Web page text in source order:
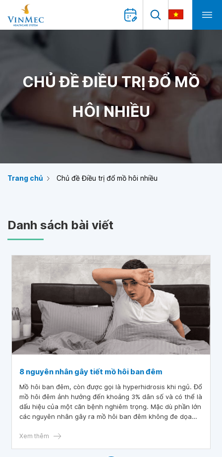
CHỦ ĐỀ ĐIỀU TRỊ ĐỔ MỒ
HÔI NHIỀU
Trang chủ Chủ đề Điều trị đổ mồ hôi nhiều
Danh sách bài viết
8 nguyên nhân gây tiết mồ hôi ban đêm
Mồ hôi ban đêm, còn được gọi là hyperhidrosis khi ngủ. Đổ
mồ hôi đêm ảnh hưởng đến khoảng 3% dân số và có thể là
dấu hiệu của một căn bệnh nghiêm trọng. Mặc dù phần lớn
các nguyên nhân gây ra mồ hôi ban đêm không đe dọa
khoa để xác định nguyên nhân cơ bản. Trong bài viết này
Xem thêm